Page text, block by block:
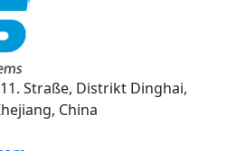
Straße, Distrikt Dinghai,
China